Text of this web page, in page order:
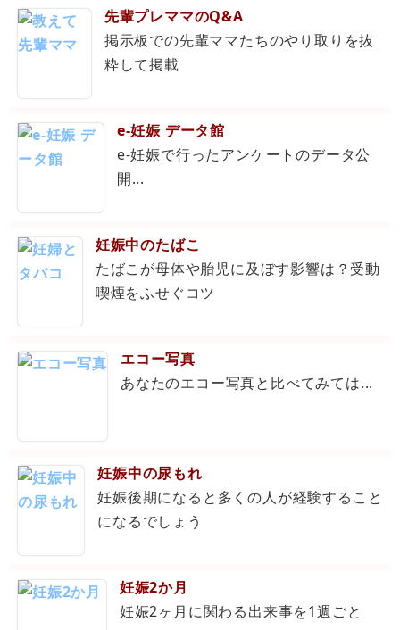
先輩プレママのQ&A
掲示板での先輩ママたちのやり取りを抜
粋して掲載
e-妊娠 データ館
e-妊娠で行ったアンケートのデータ公
開...
妊娠中のたばこ
たばこが母体や胎児に及ぼす影響は？受動
喫煙をふせぐコツ
エコー写真
あなたのエコー写真と比べてみては...
妊娠中の尿もれ
妊娠後期になると多くの人が経験すること
になるでしょう
妊娠2か月
妊娠2ヶ月に関わる出来事を1週ごと